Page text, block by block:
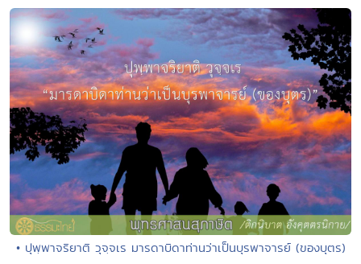
• ปุพฺพาจริยาติ วุจฺจเร มารดาบิดาท่านว่าเป็นบุรพาจารย์ (ของบุตร)